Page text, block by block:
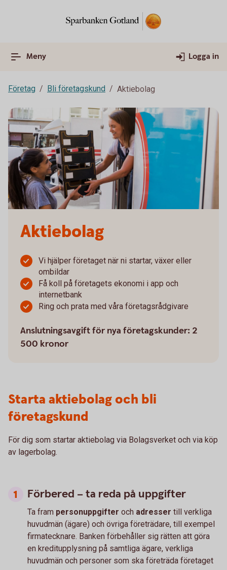
Meny Logga in
Företag Bli företagskund Aktiebolag
Aktiebolag
Vi hjälper företaget när ni startar, växer eller
ombildar
Få koll på företagets ekonomi i app och
internetbank
Ring och prata med våra företagsrådgivare
Anslutningsavgift för nya företagskunder: 2
500 kronor
Starta aktiebolag och bli
företagskund
För dig som startar aktiebolag via Bolagsverket och via köp
av lagerbolag.
Förbered – ta reda på uppgifter
Ta fram personuppgifter och adresser till verkliga
huvudmän (ägare) och övriga företrädare, till exempel
firmatecknare. Banken förbehåller sig rätten att göra
en kreditupplysning på samtliga ägare, verkliga
huvudmän och personer som ska företräda företaget